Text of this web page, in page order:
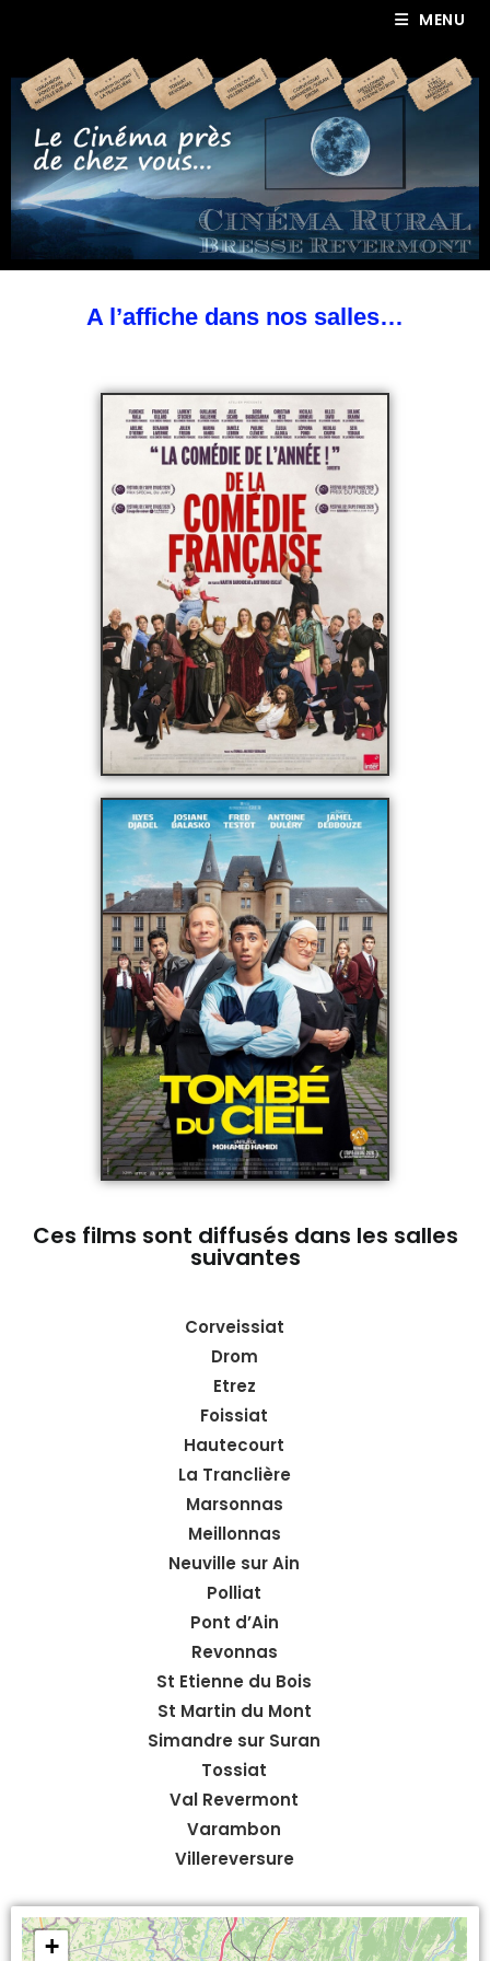
MENU
A l’affiche dans nos salles…
Ces films sont diffusés dans les salles
suivantes
Corveissiat
Drom
Etrez
Foissiat
Hautecourt
La Tranclière
Marsonnas
Meillonnas
Neuville sur Ain
Polliat
Pont d’Ain
Revonnas
St Etienne du Bois
St Martin du Mont
Simandre sur Suran
Tossiat
Val Revermont
Varambon
Villereversure
+